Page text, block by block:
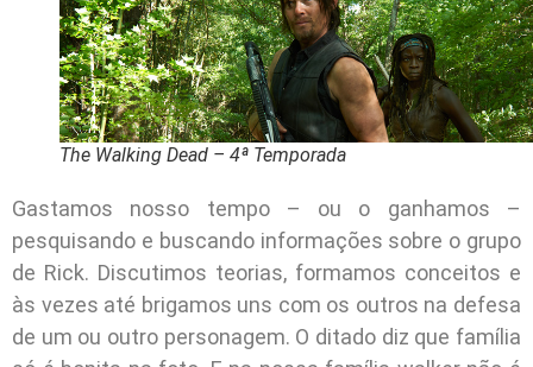
The Walking Dead – 4ª Temporada
Gastamos nosso tempo – ou o ganhamos –
pesquisando e buscando informações sobre o grupo
de Rick. Discutimos teorias, formamos conceitos e
às vezes até brigamos uns com os outros na defesa
de um ou outro personagem. O ditado diz que família